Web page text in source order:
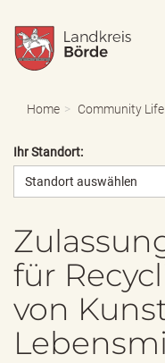
Home Community Life
Ihr Standort:
Standort auswählen
für
von